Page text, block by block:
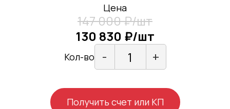
Цена
147 000 ₽/шт
130 830 ₽/шт
Кол-во - +
Получить счет или КП